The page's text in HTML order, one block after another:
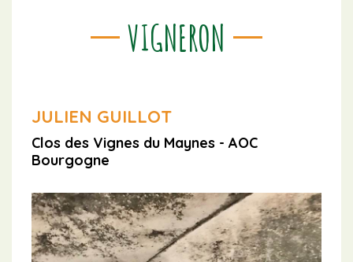
VIGNERON
JULIEN GUILLOT
Clos des Vignes du Maynes - AOC
Bourgogne